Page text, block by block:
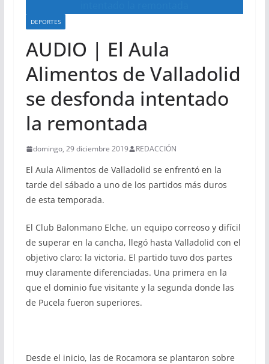
DEPORTES
AUDIO | El Aula
Alimentos de Valladolid
se desfonda intentado
la remontada
domingo, 29 diciembre 2019 REDACCIÓN
El Aula Alimentos de Valladolid se enfrentó en la
tarde del sábado a uno de los partidos más duros
de esta temporada.
El Club Balonmano Elche, un equipo correoso y difícil
de superar en la cancha, llegó hasta Valladolid con el
objetivo claro: la victoria. El partido tuvo dos partes
muy claramente diferenciadas. Una primera en la
que el dominio fue visitante y la segunda donde las
de Pucela fueron superiores.
Desde el inicio, las de Rocamora se plantaron sobre